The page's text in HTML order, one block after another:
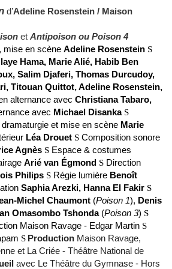
d’Adeline Rosenstein / Maison
et Antipoison ou Poison 4
mise en scène Adeline Rosenstein S
Hama, Marie Alié, Habib Ben
Salim Djaferi, Thomas Durcudoy,
Titouan Quittot, Adeline Rosenstein,
alternance avec Christiana Tabaro,
avec Michael Disanka S
et mise en scène Marie
Léa Drouet S Composition sonore
Agnès S Espace & costumes
Arié van Égmond S Direction
Philips S Régie lumière Benoît
Saphia Arezki, Hanna El Fakir S
Michel Chaumont (Poison 1), Denis
Omasombo Tshonda(Poison 3) S
Maison Ravage - Edgar Martin S
S Production Maison Ravage,
et La Criée - Théâtre National de
avec Le Théâtre du Gymnase - Hors